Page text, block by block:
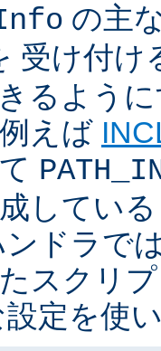
の主
受け付け
るよう
えば
してい
ドラで
スクリ
定を使